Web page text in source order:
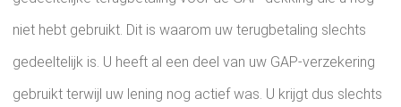
niet hebt gebruikt. Dit is waarom uw terugbetaling slechts
gedeeltelijk is. U heeft al een deel van uw GAP-verzekering
gebruikt terwijl uw lening nog actief was. U krijgt dus slechts